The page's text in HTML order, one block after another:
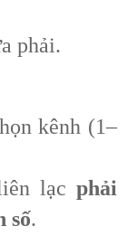
phải.
kênh (1–
lạc phải
số.